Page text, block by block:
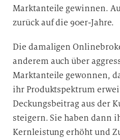
Marktanteile gewinnen.
zurück auf die 90er-Jahre.
Die damaligen
anderem auch über
Marktanteile gewonnen,
ihr Produktspektrum
Deckungsbeitrag aus der
steigern. Sie haben dann
Kernleistung erhöht und